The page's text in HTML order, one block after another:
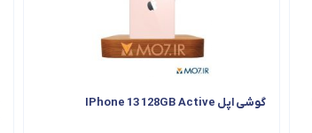
گوشی اپل IPhone 13 128GB Active